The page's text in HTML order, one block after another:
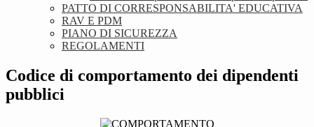
PATTO DI CORRESPONSABILITA' EDUCATIVA
RAV E PDM
PIANO DI SICUREZZA
REGOLAMENTI
Codice di comportamento dei dipendenti
pubblici